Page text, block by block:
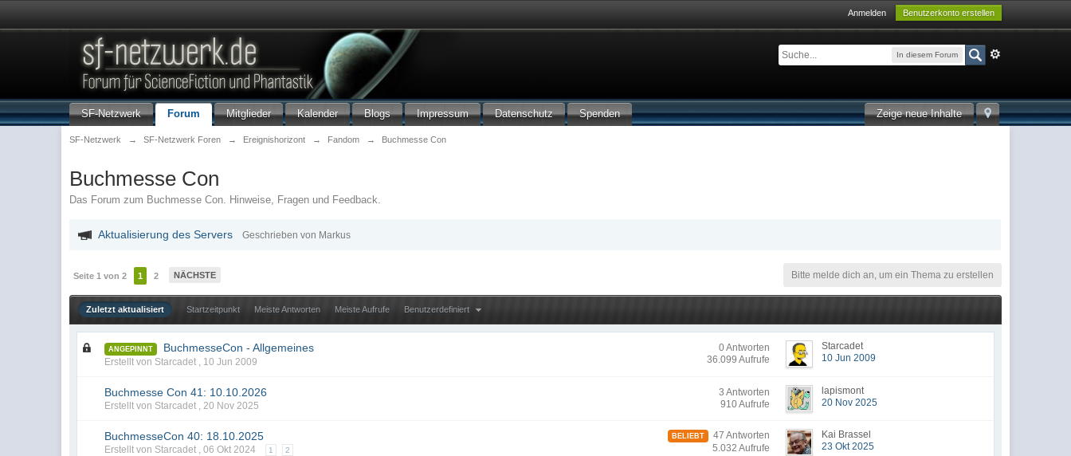
Anmelden Benutzerkonto erstellen
In diesem Forum
Zeige neue Inhalte
SF-Netzwerk Forum Mitglieder Kalender Blogs Impressum Datenschutz Spenden
SF-Netzwerk → SF-Netzwerk Foren → Ereignishorizont → Fandom → Buchmesse Con
Buchmesse Con
Das Forum zum Buchmesse Con. Hinweise, Fragen und Feedback.
Aktualisierung des Servers Geschrieben von Markus
Seite 1 von 2 1 2 NÄCHSTE Bitte melde dich an, um ein Thema zu erstellen
Zuletzt aktualisiert Startzeitpunkt Meiste Antworten Meiste Aufrufe Benutzerdefiniert
ANGEPINNT BuchmesseCon - Allgemeines
Erstellt von Starcadet , 10 Jun 2009
0 Antworten
36.099 Aufrufe
Starcadet
10 Jun 2009
Buchmesse Con 41: 10.10.2026
Erstellt von Starcadet ,20 Nov 2025
3 Antworten
910 Aufrufe
lapismont
20 Nov 2025
BuchmesseCon 40: 18.10.2025
Erstellt von Starcadet ,06 Okt 2024 1 2
BELIEBT
47 Antworten
5.032 Aufrufe
Kai Brassel
23 Okt 2025